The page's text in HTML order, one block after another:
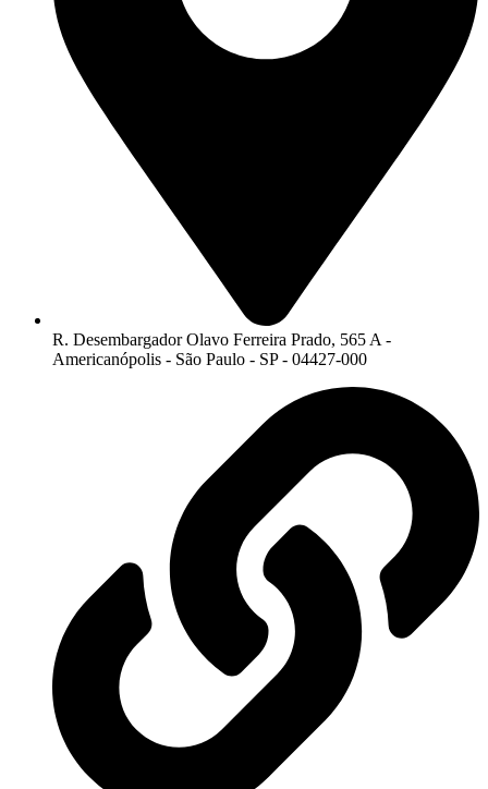
R. Desembargador Olavo Ferreira Prado, 565 A -
Americanópolis - São Paulo - SP - 04427-000